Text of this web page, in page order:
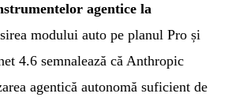
agentice la
modului auto pe planul Pro și
4.6 semnalează că Anthropic
agentică autonomă suficient de